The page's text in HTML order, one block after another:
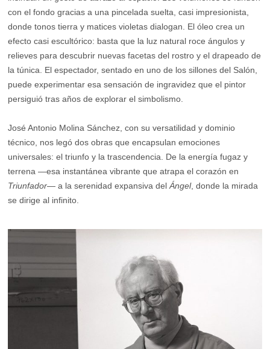
con el fondo gracias a una pincelada suelta, casi impresionista,
donde tonos tierra y matices violetas dialogan. El óleo crea un
efecto casi escultórico: basta que la luz natural roce ángulos y
relieves para descubrir nuevas facetas del rostro y el drapeado de
la túnica. El espectador, sentado en uno de los sillones del Salón,
puede experimentar esa sensación de ingravidez que el pintor
persiguió tras años de explorar el simbolismo.
José Antonio Molina Sánchez, con su versatilidad y dominio
técnico, nos legó dos obras que encapsulan emociones
universales: el triunfo y la trascendencia. De la energía fugaz y
terrena —esa instantánea vibrante que atrapa el corazón en
Triunfador— a la serenidad expansiva delÁngel, donde la mirada
se dirige al infinito.